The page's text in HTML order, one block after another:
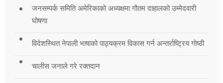
जनसम्पर्क समिति अमेरिकाको अध्यक्षमा गौतम दाहालको उम्मेदवारी
घोषणा
विदेशस्थित नेपाली भाषाको पाठ्यक्रम विकास गर्न अन्तर्राष्ट्रिय गोष्ठी
चालीस जनाले गरे रक्तदान